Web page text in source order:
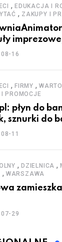
, EDUKACJA I
, ZAKUPY I
akcesoria
16
, FIRMY ,
PROMOCJE
płyn do
sznurki do
do baniek
11
, DZIELNICA ,
, WARSZAWA
29